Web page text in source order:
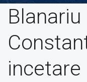
Blanariu
incetare